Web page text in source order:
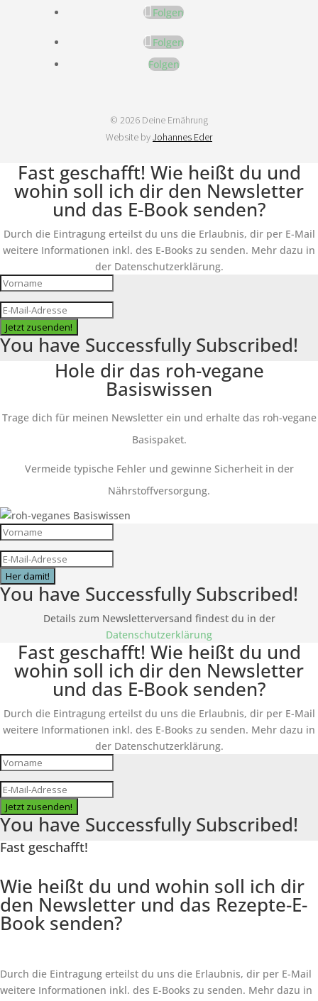
Folgen
Folgen
Folgen
© 2026 Deine Ernährung
Website byJohannes Eder
Fast geschafft! Wie heißt du und
wohin soll ich dir den Newsletter
und das E-Book senden?
Durch die Eintragung erteilst du uns die Erlaubnis, dir per E-Mail
weitere Informationen inkl. des E-Books zu senden. Mehr dazu in
der Datenschutzerklärung.
Jetzt zusenden!
You have Successfully Subscribed!
Hole dir das roh-vegane
Basiswissen
Trage dich für meinen Newsletter ein und erhalte das roh-vegane
Basispaket.
Vermeide typische Fehler und gewinne Sicherheit in der
Nährstoffversorgung.
Her damit!
You have Successfully Subscribed!
Details zum Newsletterversand findest du in der
Datenschutzerklärung
Fast geschafft! Wie heißt du und
wohin soll ich dir den Newsletter
und das E-Book senden?
Durch die Eintragung erteilst du uns die Erlaubnis, dir per E-Mail
weitere Informationen inkl. des E-Books zu senden. Mehr dazu in
der Datenschutzerklärung.
Jetzt zusenden!
You have Successfully Subscribed!
Fast geschafft!
Wie heißt du und wohin soll ich dir
den Newsletter und das Rezepte-E-
Book senden?
Durch die Eintragung erteilst du uns die Erlaubnis, dir per E-Mail
weitere Informationen inkl. des E-Books zu senden. Mehr dazu in